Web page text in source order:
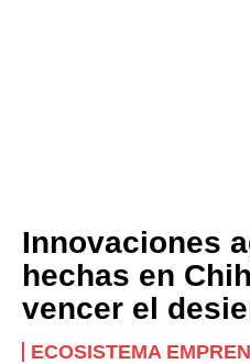
Innovaciones
hechas en
vencer el
ECOSISTEMA